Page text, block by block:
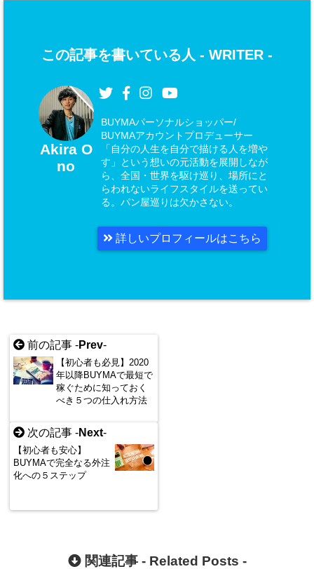
この記事を書いている人 - WRITER -
Akira O
no
BUYMAパーソナルショッパー/
BUYMAアカウントプロデューサー
「自分の人生を自分で描ける人を増や
す」という想いの元活動を展開しなが
ら、全国・世界を駆け巡り、場所にと
らわれないライフスタイルを送ってい
る。パン屋巡りは欠かさない。
詳しいプロフィールはこちら
前の記事 -Prev-
【初心者も必見】2020
年以降BUYMAで最短で
稼ぐために知っておく
べき５つの仕入れ方法
次の記事 -Next-
【初心者も安心】
BUYMAで完全なる外注
化への５ステップ
関連記事 - Related Posts -